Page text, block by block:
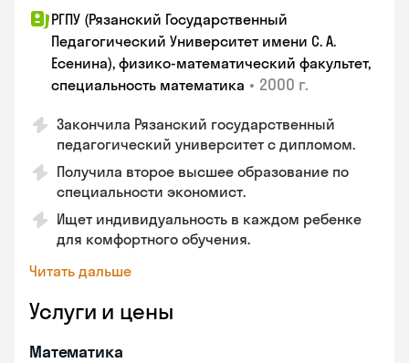
РГПУ (Рязанский Государственный
Педагогический Университет имени С. А.
Есенина), физико-математический факультет,
специальность математика • 2000 г.
Закончилa Рязанский государственный
педагогический университет с дипломом.
Получила второе высшее образование по
специальности экономист.
Ищет индивидуальность в каждом ребенке
для комфортного обучения.
Читать дальше
Услуги и цены
Математика